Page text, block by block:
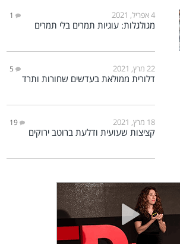
4 אפריל, 2021 1
מגולגלות: עוגיות תמרים בלי תמרים
22 מרץ, 2021 5
דלורית ממולאת בעדשים שחורות ותרד
18 מרץ, 2021 19
קציצות שעועית ודלעת ברוטב ירוקים